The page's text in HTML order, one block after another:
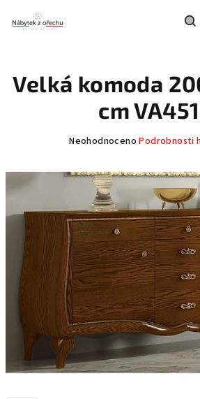
obsah
Velká komoda
cm
Průměrné
produktu
z
5
hvězdiček.
Neohodnoceno Podrobnosti